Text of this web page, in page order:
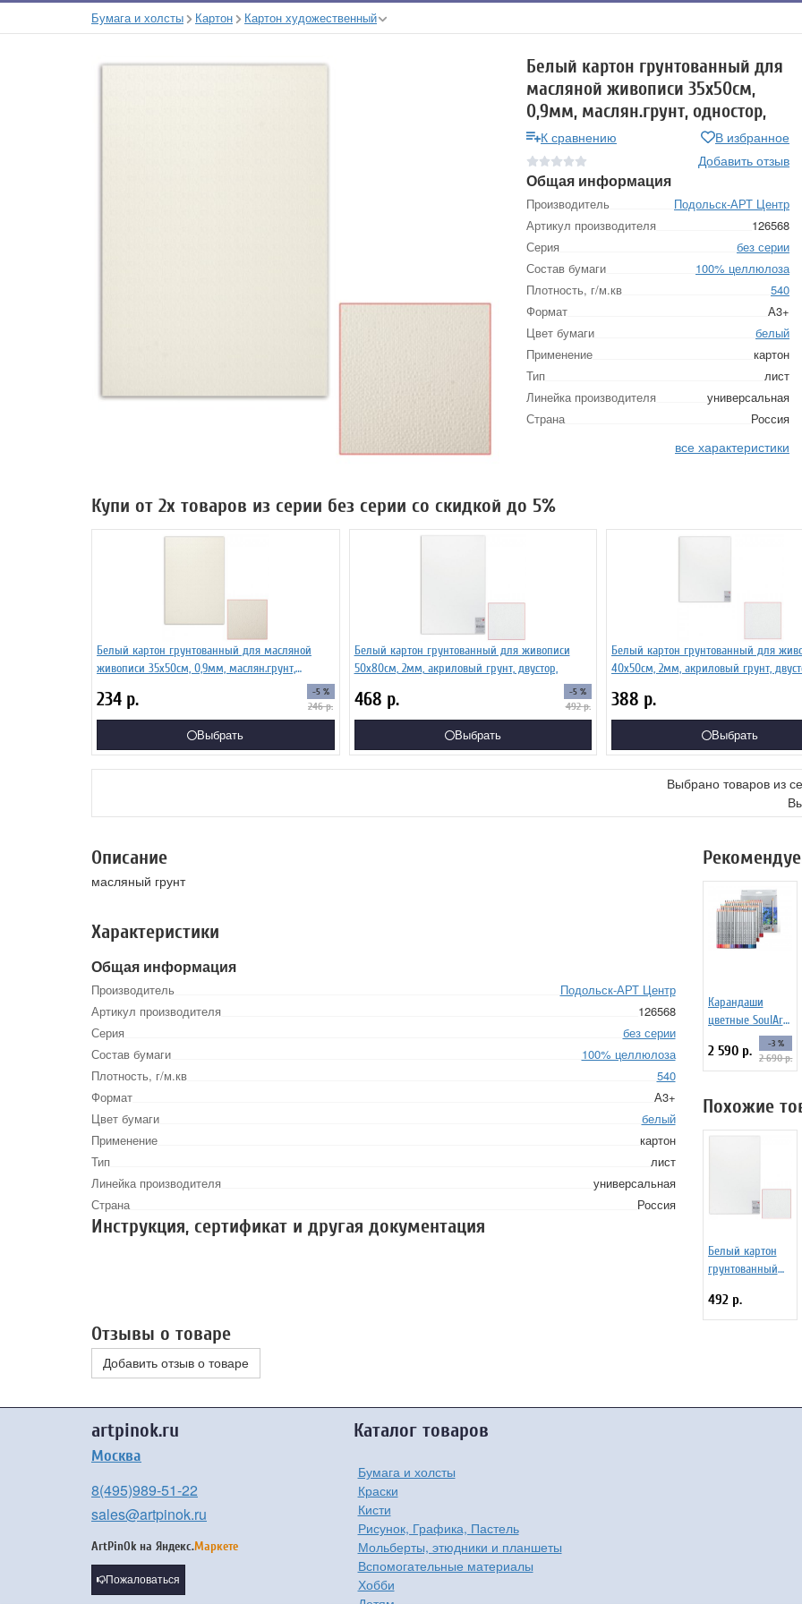
Бумага и холсты Картон Картон художественный
Белый картон грунтованный для
масляной живописи 35х50см,
0,9мм, маслян.грунт, одностор,
К сравнению
В избранное
Добавить отзыв
Общая информация
Производитель
Подольск-АРТ Центр
Артикул производителя
126568
Серия
без серии
Состав бумаги
100% целлюлоза
Плотность, г/м.кв
540
Формат
А3+
Цвет бумаги
белый
Применение
картон
Тип
лист
Линейка производителя
универсальная
Страна
Россия
все характеристики
Купи от 2х товаров из серии без серии со скидкой до 5%
Белый картон грунтованный для масляной
живописи 35х50см, 0,9мм, маслян.грунт,
234 р. -5 %
246р.
Выбрать
Белый картон грунтованный для живописи
50х80см, 2мм, акриловый грунт, двустор,
468 р. -5 %
492р.
Выбрать
Белый картон грунтованный для
40х50см, 2мм, акриловый грунт,
388 р.
Выбрать
Выбрано товаров из
Описание
масляный грунт
Характеристики
Общая информация
Производитель
Подольск-АРТ Центр
Артикул производителя
126568
Серия
без серии
Состав бумаги
100% целлюлоза
Плотность, г/м.кв
540
Формат
А3+
Цвет бумаги
белый
Применение
картон
Тип
лист
Линейка производителя
универсальная
Страна
Россия
Инструкция, сертификат и другая документация
Карандаши
цветные SoulArt
Marco Raffine, 72
цвета
2 590 р. -3 %
2 690 р.
Похожие
Белый картон
грунтованный
50х80см, 2мм,
акриловый
492 р.
Отзывы о товаре
Добавить отзыв о товаре
artpinok.ru
Москва
8(495)989-51-22
sales@artpinok.ru
ArtPinOk на Яндекс.Маркете
Пожаловаться
Каталог товаров
Бумага и холсты
Краски
Кисти
Рисунок, Графика, Пастель
Мольберты, этюдники и планшеты
Вспомогательные материалы
Хобби